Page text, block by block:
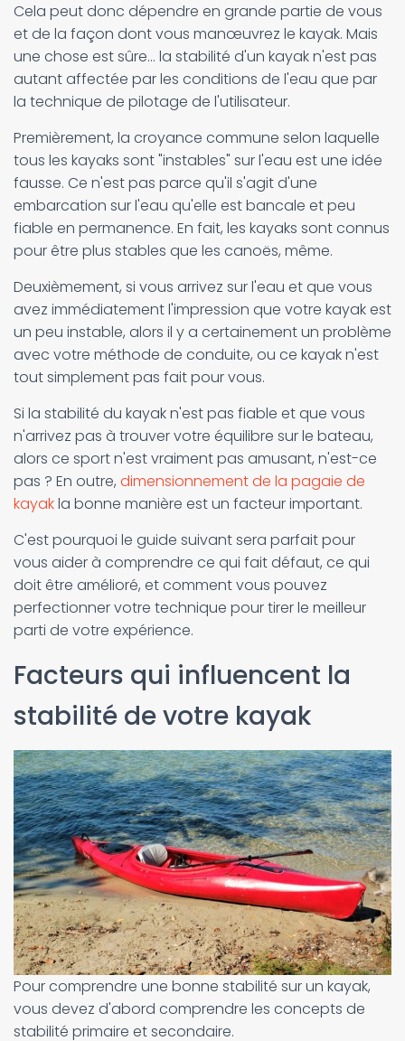
Cela peut donc dépendre en grande partie de vous
et de la façon dont vous manœuvrez le kayak. Mais
une chose est sûre... la stabilité d'un kayak n'est pas
autant affectée par les conditions de l'eau que par
la technique de pilotage de l'utilisateur.
Premièrement, la croyance commune selon laquelle
tous les kayaks sont "instables" sur l'eau est une idée
fausse. Ce n'est pas parce qu'il s'agit d'une
embarcation sur l'eau qu'elle est bancale et peu
fiable en permanence. En fait, les kayaks sont connus
pour être plus stables que les canoës, même.
Deuxièmement, si vous arrivez sur l'eau et que vous
avez immédiatement l'impression que votre kayak est
un peu instable, alors il y a certainement un problème
avec votre méthode de conduite, ou ce kayak n'est
tout simplement pas fait pour vous.
Si la stabilité du kayak n'est pas fiable et que vous
n'arrivez pas à trouver votre équilibre sur le bateau,
alors ce sport n'est vraiment pas amusant, n'est-ce
pas ? En outre, dimensionnement de la pagaie de
kayakla bonne manière est un facteur important.
C'est pourquoi le guide suivant sera parfait pour
vous aider à comprendre ce qui fait défaut, ce qui
doit être amélioré, et comment vous pouvez
perfectionner votre technique pour tirer le meilleur
parti de votre expérience.
Facteurs qui influencent la
stabilité de votre kayak
Pour comprendre une bonne stabilité sur un kayak,
vous devez d'abord comprendre les concepts de
stabilité primaire et secondaire.